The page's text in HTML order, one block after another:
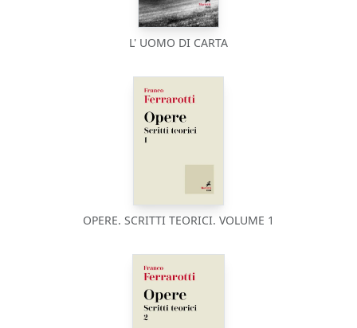
L' UOMO DI CARTA
OPERE. SCRITTI TEORICI. VOLUME 1